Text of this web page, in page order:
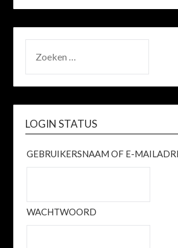
NAAR:
LOGIN STATUS
GEBRUIKERSNAAM OF E-
WACHTWOORD